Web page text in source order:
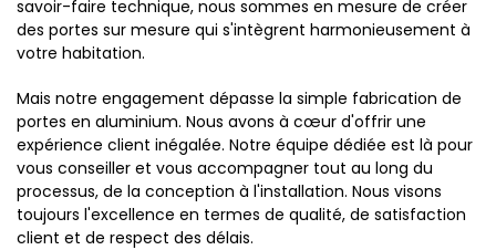
savoir-faire technique, nous sommes en mesure de créer
des portes sur mesure qui s'intègrent harmonieusement à
votre habitation.
Mais notre engagement dépasse la simple fabrication de
portes en aluminium. Nous avons à cœur d'offrir une
expérience client inégalée. Notre équipe dédiée est là pour
vous conseiller et vous accompagner tout au long du
processus, de la conception à l'installation. Nous visons
toujours l'excellence en termes de qualité, de satisfaction
client et de respect des délais.